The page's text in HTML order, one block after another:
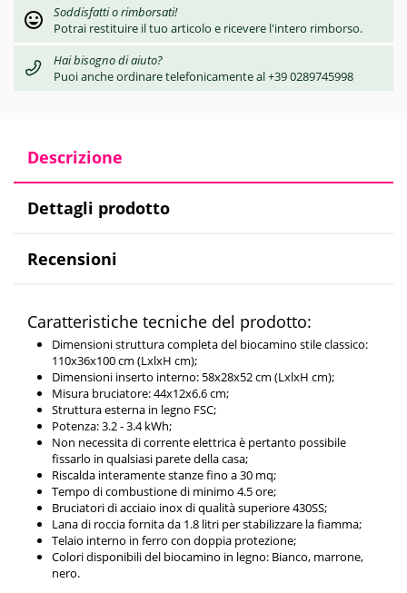
Soddisfatti o rimborsati!
Potrai restituire il tuo articolo e ricevere l'intero rimborso.
Hai bisogno di aiuto?
Puoi anche ordinare telefonicamente al +39 0289745998
Descrizione
Dettagli prodotto
Recensioni
Caratteristiche tecniche del prodotto:
Dimensioni struttura completa del biocamino stile classico:
110x36x100 cm (LxlxH cm);
Dimensioni inserto interno: 58x28x52 cm (LxlxH cm);
Misura bruciatore: 44x12x6.6 cm;
Struttura esterna in legno FSC;
Potenza: 3.2 - 3.4 kWh;
Non necessita di corrente elettrica è pertanto possibile
fissarlo in qualsiasi parete della casa;
Riscalda interamente stanze fino a 30 mq;
Tempo di combustione di minimo 4.5 ore;
Bruciatori di acciaio inox di qualità superiore 430SS;
Lana di roccia fornita da 1.8 litri per stabilizzare la fiamma;
Telaio interno in ferro con doppia protezione;
Colori disponibili del biocamino in legno: Bianco, marrone,
nero.